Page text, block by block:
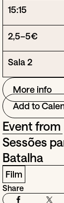
15:15
2,5–5€
Sala 2
More info
Add to
Event from
Sessões
Batalha
Film
Share